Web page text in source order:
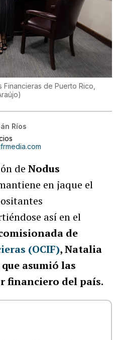
de Puerto Rico,
)
Ríos
de Nodus
en jaque el
así en el
de
(OCIF), Natalia
asumió las
financiero del país.